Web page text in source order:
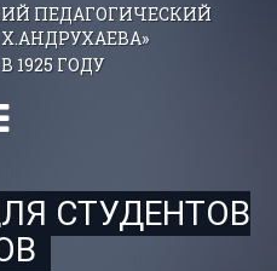
ПЕДАГОГИЧЕСКИЙ
1925 ГОДУ
СТУДЕНТОВ